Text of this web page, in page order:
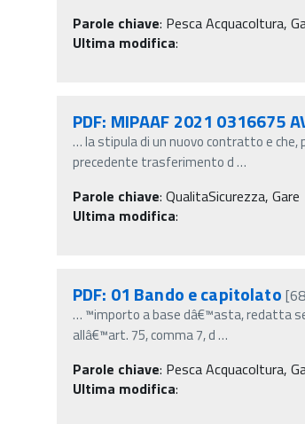
Parole chiave: Pesca Acquacoltura,
Ultima modifica:
PDF: MIPAAF 2021 0316675
…la stipula di un nuovo contratto e che,
precedente trasferimento d…
Parole chiave: QualitaSicurezza, Gare
Ultima modifica:
PDF: 01 Bando e capitolato
… ™importo a base dâ€™asta, redatta
allâ€™art. 75, comma 7, d…
Parole chiave: Pesca Acquacoltura,
Ultima modifica: